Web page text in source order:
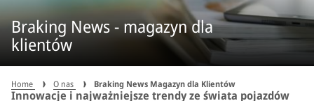
Braking News - magazyn dla
klientów
Home O nas Braking News Magazyn dla Klientów
Innowacje i najważniejsze trendy ze świata pojazdów